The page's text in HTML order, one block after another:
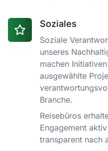
Soziales
Soziale
unseres
machen
ausgewählte
Branche.
Reisebüros
Engagement
transparent nach